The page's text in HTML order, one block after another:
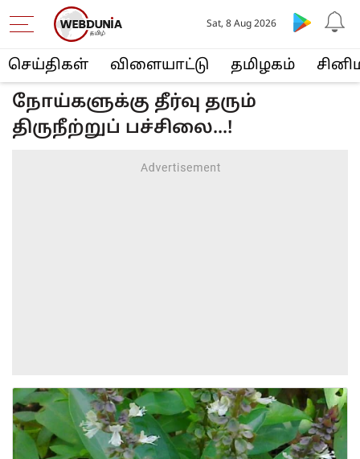
செய்திகள் விளையா‌ட்டு த‌மிழக‌ம்
Sat, 8 Aug 2026
நோய்களுக்கு தீர்வு தரும்
திருநீற்றுப் பச்சிலை...!